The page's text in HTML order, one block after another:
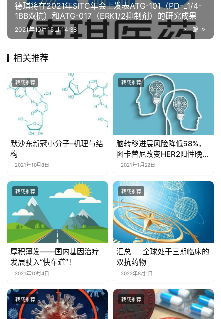
德琪将在2021年SITC年会上发表ATG-101（PD-L1/4-
1BB双抗）和ATG-017（ERK1/2抑制剂）的研究成果
下一篇
2021年10月15日 14:38
相关推荐
转载推荐
默沙东新冠小分子–机理与结
构
2021年10月8日
转载推荐
脑转移进展风险降低68%，
图卡替尼改变HER2阳性晚期
乳腺癌治疗格局
2021年1月22日
转载推荐
厚积薄发——国内基因治疗
发展驶入“快车道”！
2021年10月4日
转载推荐
汇总 ｜ 全球处于三期临床的
双抗药物
2022年8月1日
转载推荐 转载推荐